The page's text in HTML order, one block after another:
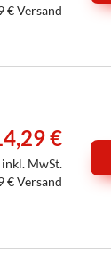
€ Versand
€
inkl. MwSt.
€ Versand